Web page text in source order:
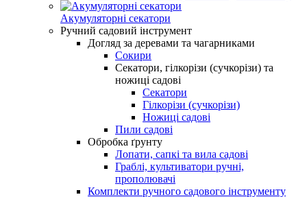
Акумуляторні секатори
Ручний садовий інструмент
Догляд за деревами та чагарниками
Сокири
Секатори, гілкорізи (сучкорізи) та
ножиці садові
Секатори
Гілкорізи (сучкорізи)
Ножиці садові
Пили садові
Обробка ґрунту
Лопати, сапкі та вила садові
Граблі, культиватори ручні,
прополювачі
Комплекти ручного садового інструменту